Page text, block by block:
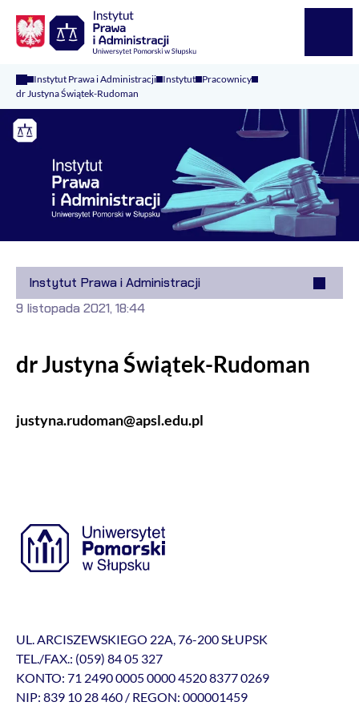
Instytut Prawa i Administracji Instytut Pracownicy
dr Justyna Świątek-Rudoman
Instytut Prawa i Administracji
dr Justyna Świątek-Rudoman
justyna.rudoman@apsl.edu.pl
9 listopada 2021, 18:44
UL. ARCISZEWSKIEGO 22A, 76-200 SŁUPSK
TEL./FAX.: (059) 84 05 327
KONTO: 71 2490 0005 0000 4520 8377 0269
NIP: 839 10 28 460 / REGON: 000001459
Logo Kaliop Poland